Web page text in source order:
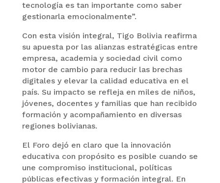
tecnología es tan importante como saber
gestionarla emocionalmente”.
Con esta visión integral, Tigo Bolivia reafirma
su apuesta por las alianzas estratégicas entre
empresa, academia y sociedad civil como
motor de cambio para reducir las brechas
digitales y elevar la calidad educativa en el
país. Su impacto se refleja en miles de niños,
jóvenes, docentes y familias que han recibido
formación y acompañamiento en diversas
regiones bolivianas.
El Foro dejó en claro que la innovación
educativa con propósito es posible cuando se
une compromiso institucional, políticas
públicas efectivas y formación integral. En